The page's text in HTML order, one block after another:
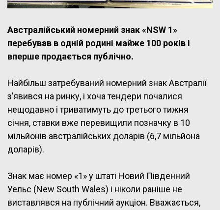
Австралійський номерний знак «NSW 1»
перебував в одній родині майже 100 років і
вперше продається публічно.
Найбільш затребуваний номерний знак Австралії
з’явився на ринку, і хоча тендери почалися
нещодавно і триватимуть до третього тижня
січня, ставки вже перевищили позначку в 10
мільйонів австралійських доларів (6,7 мільйона
доларів).
Знак має номер «1» у штаті Новий Південний
Уельс (New South Wales) і ніколи раніше не
виставлявся на публічний аукціон. Вважається,